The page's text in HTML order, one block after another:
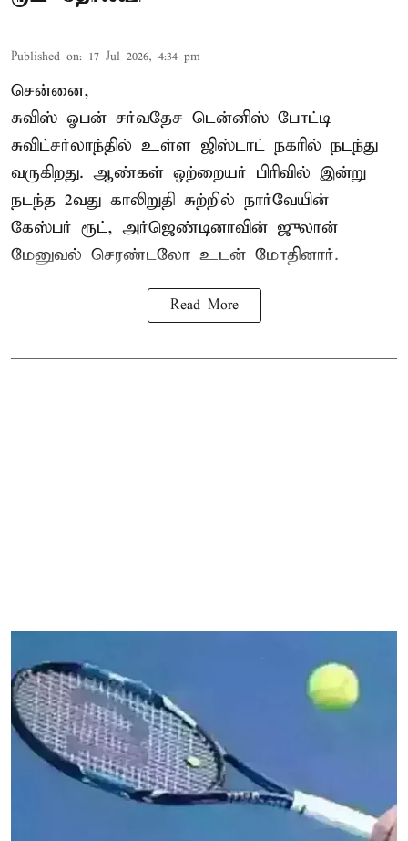
Published on: 17 Jul 2026, 4:34 pm
சென்னை,
சுவிஸ் ஓபன் சர்வதேச டென்னிஸ் போட்டி
சுவிட்சர்லாந்தில் உள்ள ஜிஸ்டாட் நகரில் நடந்து
வருகிறது. ஆண்கள் ஒற்றையர் பிரிவில் இன்று
நடந்த 2வது காலிறுதி சுற்றில் நார்வேயின்
கேஸ்பர் ரூட், அர்ஜெண்டினாவின் ஜுலான்
மேனுவல் செரண்டலோ உடன் மோதினார்.
Read More